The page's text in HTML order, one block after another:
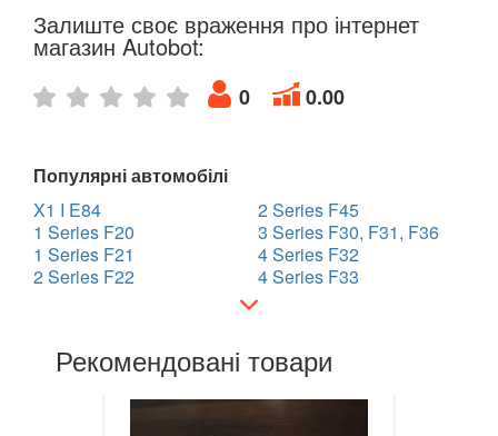
7 Series F01/F02
7 Series G11/G12
i3 l01
i8 l12/l15
Залиште своє враження про інтернет
магазин Autobot:
0 0.00
Популярні автомобілі
X1 I E84
1 Series F20
1 Series F21
2 Series F22
2 Series F45
3 Series F30, F31, F36
4 Series F32
4 Series F33
Рекомендовані товари